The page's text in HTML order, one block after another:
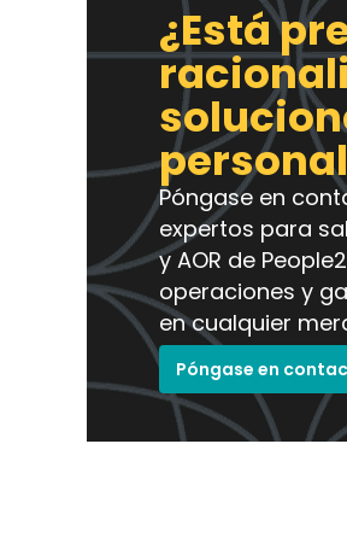
¿Está
Póngase en
expertos para
y AOR de
operaciones y
en cualquier
Póngase en